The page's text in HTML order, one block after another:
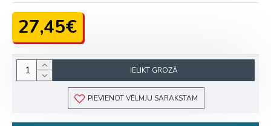
27,45€
IELIKT GROZĀ
PIEVIENOT VĒLMJU SARAKSTAM